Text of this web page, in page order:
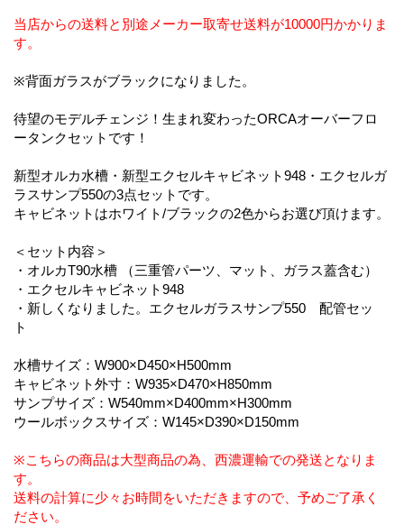
当店からの送料と別途メーカー取寄せ送料が10000円かかりま
す。
※背面ガラスがブラックになりました。
待望のモデルチェンジ！生まれ変わったORCAオーバーフロ
ータンクセットです！
新型オルカ水槽・新型エクセルキャビネット948・エクセルガ
ラスサンプ550の3点セットです。
キャビネットはホワイト/ブラックの2色からお選び頂けます。
＜セット内容＞
・オルカT90水槽 （三重管パーツ、マット、ガラス蓋含む）
・エクセルキャビネット948
・新しくなりました。エクセルガラスサンプ550 配管セッ
ト
水槽サイズ：W900×D450×H500mm
キャビネット外寸：W935×D470×H850mm
サンプサイズ：W540mm×D400mm×H300mm
ウールボックスサイズ：W145×D390×D150mm
※こちらの商品は大型商品の為、西濃運輸での発送となりま
す。
送料の計算に少々お時間をいただきますので、予めご了承く
ださい。